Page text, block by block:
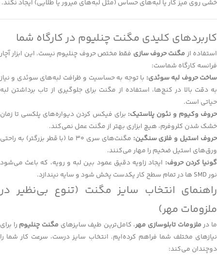
خشی روی میز کار یا لبه‌های حساس (مثل لبه‌های میرور یا طلایی) ایجاد نکند.
کاربردهای کلیدی مگنت چنلیوم در کارگاه شما
استفاده از مگنت حروف سازی فقط مختص حروف چنلیوم نیست. این ابزار آچار
فرانسه کارگاه شماست:
ساخت حروف لبه سوئدی: با توجه به حساسیت و ظرافت لبه‌های سوئدی و نیاز
به دقت بالا در کنج‌ها، استفاده از مگنت برای جلوگیری از تاب برداشتن لبه
حیاتی است.
حروف وکیوم و نئون پلاستیک: برای فیکس کردن دیواره‌های پلکسی تا زمان
خشک شدن کلروفرم، هیچ ابزاری بهتر از مگنت عمل نمی‌کند.
حروف استیل و فلزی سنگین:
مگنت‌های سری ۳۰ ما (با قطر بزرگتر) به راحتی
ورق‌های استیل ضخیم را مهار می‌کنند.
گونیا کردن حروف: ایجاد زاویه دقیق عمود بین لبه و رویه، که باعث می‌شود
نور SMD ها در تمام سطح کار یکدست پخش شود و سایه نیندازد.
راهنمای انتخاب سایز مگنت (تنوع بی‌نظیر در
ملزومات مهر)
ما درملزومات تابلوسازی مهر، کامل‌ترین طیف سایزهای مگنت چنلیوم را برای
نیازهای مختلف شما فراهم کرده‌ایم. انتخاب سایز درست، سرعت کار شما را
دوچندان می‌کند: